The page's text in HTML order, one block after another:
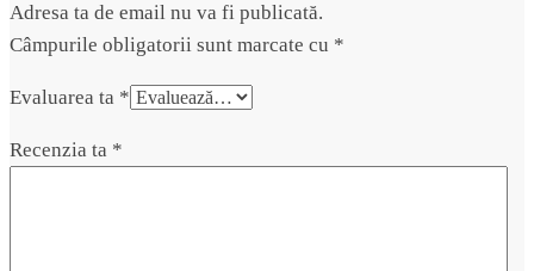
Adresa ta de email nu va fi publicată.
Câmpurile obligatorii sunt marcate cu *
Evaluarea ta *
Recenzia ta *